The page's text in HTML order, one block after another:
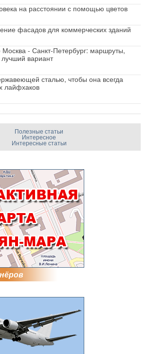
на расстоянии с помощью цветов
фасадов для коммерческих зданий
Москва - Санкт-Петербург: маршруты,
вариант
сталью, чтобы она всегда
лайфхаков
Полезные статьи
Интересное
Интересные статьи